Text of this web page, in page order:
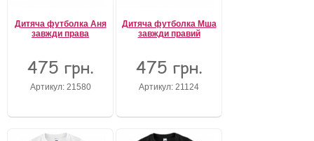
Дитяча футболка Аня
завжди права
475 грн.
Артикул: 21580
Дитяча футболка Мша
завжди правий
475 грн.
Артикул: 21124